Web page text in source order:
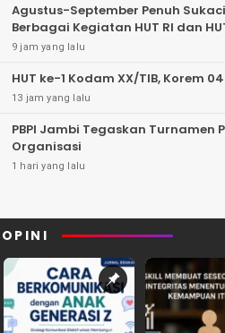
Agustus-September Penuh
Berbagai Kegiatan HUT RI dan
9 jam yang lalu
HUT ke-1 Kodam XX/TIB, Korem
13 jam yang lalu
PBPI Jambi Tegaskan
Organisasi
1 hari yang lalu
OPINI